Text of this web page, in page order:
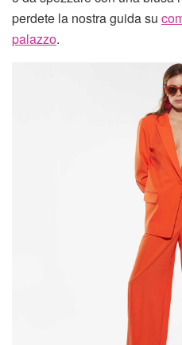
perdete la nostra guida su
palazzo.